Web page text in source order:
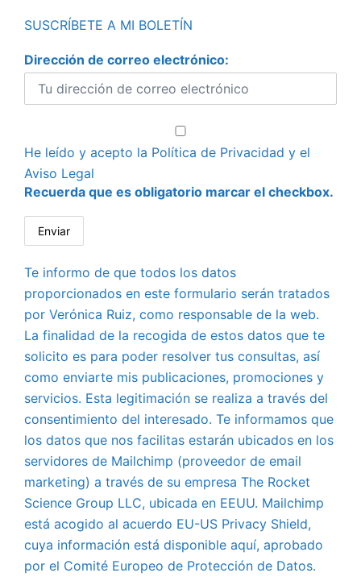
SUSCRÍBETE A MI BOLETÍN
Dirección de correo electrónico:
He leído y acepto la Política de Privacidad y el
Aviso Legal
Recuerda que es obligatorio marcar el checkbox.
Te informo de que todos los datos
proporcionados en este formulario serán tratados
por Verónica Ruiz, como responsable de la web.
La finalidad de la recogida de estos datos que te
solicito es para poder resolver tus consultas, así
como enviarte mis publicaciones, promociones y
servicios. Esta legitimación se realiza a través del
consentimiento del interesado. Te informamos que
los datos que nos facilitas estarán ubicados en los
servidores de Mailchimp (proveedor de email
marketing) a través de su empresa The Rocket
Science Group LLC, ubicada en EEUU. Mailchimp
está acogido al acuerdo EU-US Privacy Shield,
cuya información está disponible aquí, aprobado
por el Comité Europeo de Protección de Datos.